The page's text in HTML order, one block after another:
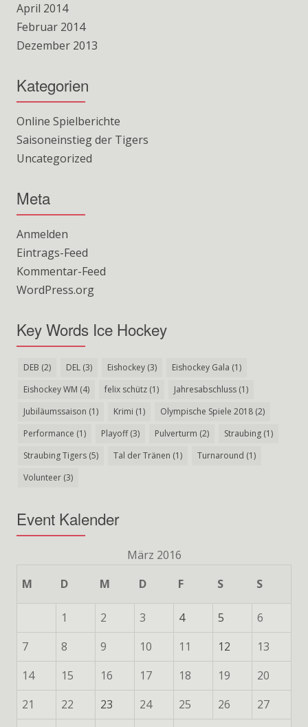
April 2014
Februar 2014
Dezember 2013
Kategorien
Online Spielberichte
Saisoneinstieg der Tigers
Uncategorized
Meta
Anmelden
Eintrags-Feed
Kommentar-Feed
WordPress.org
Key Words Ice Hockey
DEB (2) DEL (3) Eishockey (3) Eishockey Gala (1)
Eishockey WM (4) felix schütz (1) Jahresabschluss (1)
Jubiläumssaison (1) Krimi (1) Olympische Spiele 2018 (2)
Performance (1) Playoff(3) Pulverturm (2) Straubing (1)
Straubing Tigers (5) Tal der Tränen (1) Turnaround (1)
Volunteer (3)
Event Kalender
März 2016
M
D M D F S S
1 2 3 4 5
6
7
8 9 10 11 12
13
14
15 16 17 18 19
20
21
22 23 24 25 26
27